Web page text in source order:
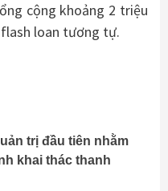
cộng khoảng 2 triệu
loan tương tự.
trị đầu tiên nhằm
khai thác thanh